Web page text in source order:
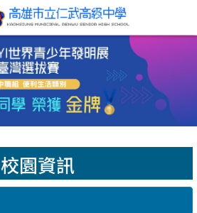
校園資訊